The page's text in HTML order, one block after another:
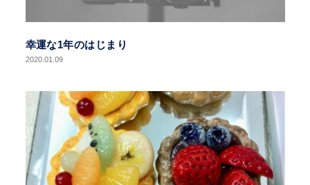
幸運な1年のはじまり
2020.01.09